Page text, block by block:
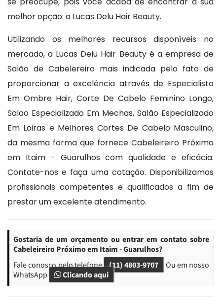
melhor opção: a Lucas Delu Hair Beauty.
Utilizando os melhores recursos disponíveis no
mercado, a Lucas Delu Hair Beauty é a empresa de
Salão de Cabelereiro mais indicada pelo fato de
proporcionar a excelência através de Especialista
Em Ombre Hair, Corte De Cabelo Feminino Longo,
Salao Especializado Em Mechas, Salão Especializado
Em Loiras e Melhores Cortes De Cabelo Masculino,
da mesma forma que fornece Cabeleireiro Próximo
em Itaim - Guarulhos com qualidade e eficácia.
Contate-nos e faça uma cotação. Disponibilizamos
profissionais competentes e qualificados a fim de
prestar um excelente atendimento.
Gostaria de um orçamento ou entrar em contato sobre
Cabeleireiro Próximo em Itaim - Guarulhos?
Fale conosco pelo telefone (11) 4803-9707
Ou em nosso
WhatsApp
Clicando aqui